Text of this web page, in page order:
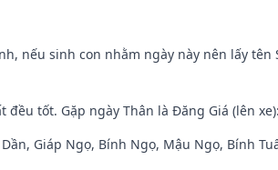
nếu sinh con nhằm ngày này nên lấy
đều tốt. Gặp ngày Thân là Đăng Giá (lên
Giáp Ngọ, Bính Ngọ, Mậu Ngọ, Bính